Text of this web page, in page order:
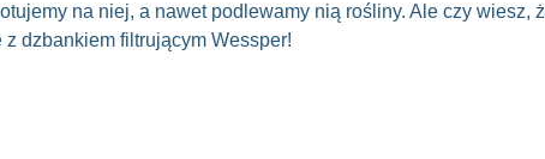
na niej, a nawet podlewamy nią rośliny. Ale czy
z dzbankiem filtrującym Wessper!